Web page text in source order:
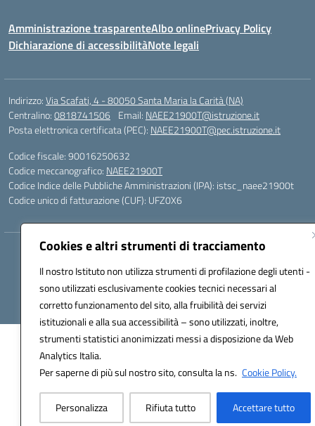
Cookies e altri strumenti di tracciamento
Il nostro Istituto non utilizza strumenti di profilazione degli utenti -
sono utilizzati esclusivamente cookies tecnici necessari al
corretto funzionamento del sito, alla fruibilità dei servizi
istituzionali e alla sua accessibilità – sono utilizzati, inoltre,
strumenti statistici anonimizzati messi a disposizione da Web
Analytics Italia.
Per saperne di più sul nostro sito, consulta la ns. Cookie Policy.
Personalizza Rifiuta tutto Accettare tutto
Amministrazione trasparenteAlbo onlinePrivacy Policy
Dichiarazione di accessibilitàNote legali
Indirizzo:Via Scafati, 4 - 80050 Santa Maria la Carità (NA)
Centralino:0818741506 Email: NAEE21900T@istruzione.it
Posta elettronica certificata (PEC): NAEE21900T@pec.istruzione.it
Codice fiscale: 90016250632
Codice meccanografico: NAEE21900T
Codice Indice delle Pubbliche Amministrazioni (IPA): istsc_naee21900t
Codice unico di fatturazione (CUF): UFZ0X6
Hosting & Powered by 3D Solution S.r.l.
Concept & Design by Designers Italia